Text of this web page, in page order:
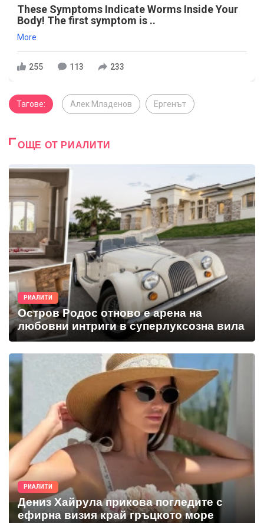
These Symptoms Indicate Worms Inside Your
Body! The first symptom is ..
More
255 113 233
Тагове: Алек Младенов Ергенът
ОЩЕ ОТ РИАЛИТИ
РИАЛИТИ
Остров Родос отново е арена на
любовни интриги в суперлуксозна вила
РИАЛИТИ
Дениз Хайрула прикова погледите с
ефирна визия край гръцкото море